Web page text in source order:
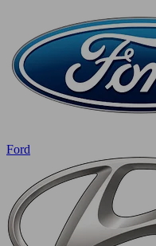
Ford